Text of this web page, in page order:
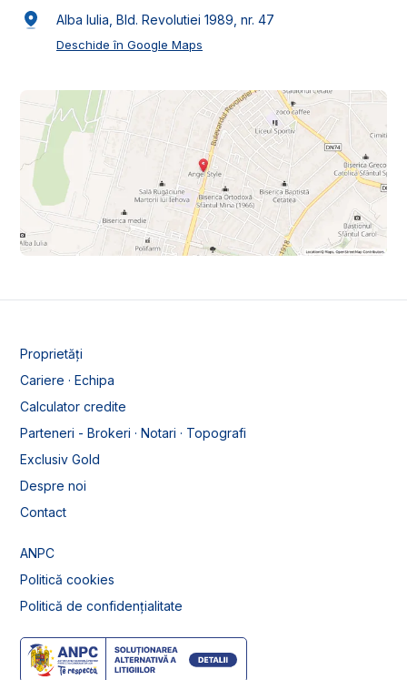
Alba Iulia, Bld. Revolutiei 1989, nr. 47
Deschide în Google Maps
Proprietăți
Cariere · Echipa
Calculator credite
Parteneri - Brokeri · Notari · Topografi
Exclusiv Gold
Despre noi
Contact
ANPC
Politică cookies
Politică de confidențialitate